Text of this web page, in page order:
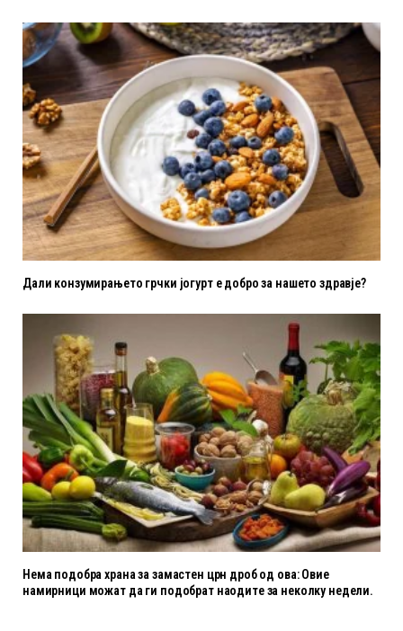
Дали конзумирањето грчки јогурт е добро за нашето здравје?
Нема подобра храна за замастен црн дроб од ова: Овие
намирници можат да ги подобрат наодите за неколку недели.